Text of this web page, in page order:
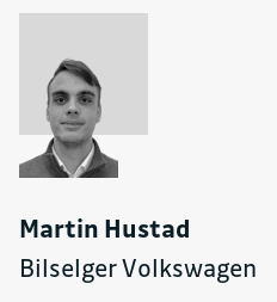
Martin Hustad
Bilselger Volkswagen